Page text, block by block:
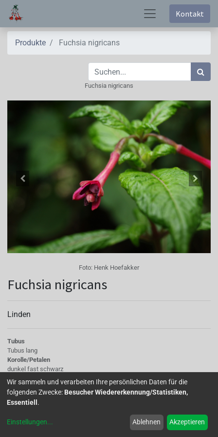
Kontakt
Produkte Fuchsia nigricans
Fuchsia nigricans
Foto: Henk Hoefakker
Fuchsia nigricans
Linden
Tubus
Tubus lang
Korolle/Petalen
dunkel fast schwarz
Stempel
Stempel weiß
Wuchs
Aufrecht
F.nigricans, was die Schwarzen bedeutet, stammt aus
Wir sammeln und verarbeiten Ihre persönlichen Daten für die
folgenden Zwecke: Besucher Wiedererkennung/Statistiken,
Essentiell .
Einstellungen... Ablehnen Akzeptieren